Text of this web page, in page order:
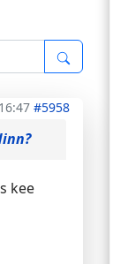
#5958
kee